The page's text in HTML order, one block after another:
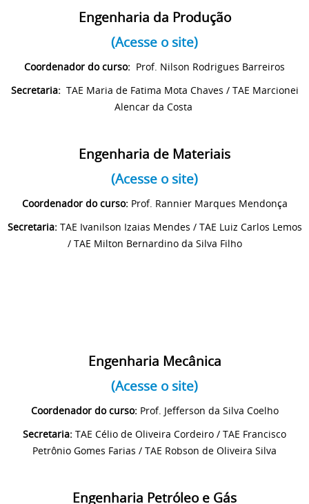
Engenharia da Produção
(Acesse o site)
Coordenador do curso: Prof. Nilson Rodrigues Barreiros
Secretaria: TAE Maria de Fatima Mota Chaves / TAE Marcionei
Alencar da Costa
Engenharia de Materiais
(Acesse o site)
Coordenador do curso: Prof. Rannier Marques Mendonça
Secretaria:TAE Ivanilson Izaias Mendes / TAE Luiz Carlos Lemos
/ TAE Milton Bernardino da Silva Filho
Engenharia Mecânica
(Acesse o site)
Coordenador do curso: Prof. Jefferson da Silva Coelho
Secretaria: TAE Célio de Oliveira Cordeiro / TAE Francisco
Petrônio Gomes Farias / TAE Robson de Oliveira Silva
Engenharia Petróleo e Gás